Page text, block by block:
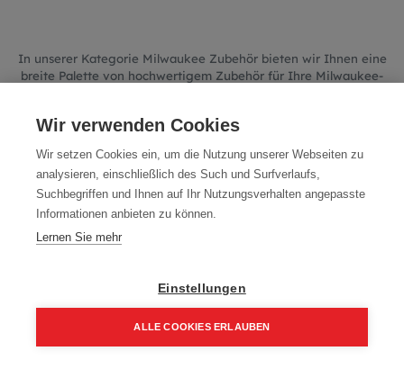
In unserer Kategorie Milwaukee Zubehör bieten wir Ihnen eine
breite Palette von hochwertigem Zubehör für Ihre Milwaukee-
zu Transportkarren, Transportboxen und Stativen – bei uns
um Ihre Projekte professionell und effizient zu realisieren.
No product defined in categoryMilwaukee Werkzeuge /
Milwaukee Zubehör.
Wir verwenden Cookies
Wir setzen Cookies ein, um die Nutzung unserer Webseiten zu
analysieren, einschließlich des Such und Surfverlaufs,
Suchbegriffen und Ihnen auf Ihr Nutzungsverhalten angepasste
Informationen anbieten zu können.
Lernen Sie mehr
Einstellungen
ALLE COOKIES ERLAUBEN